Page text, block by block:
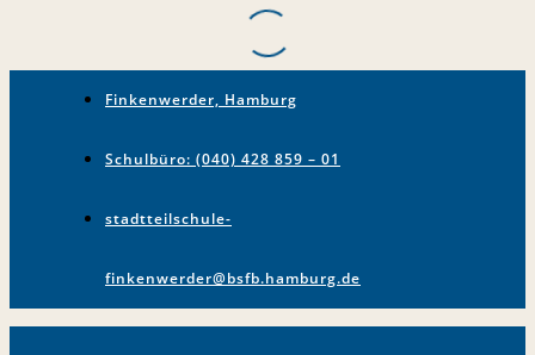
Finkenwerder, Hamburg
Schulbüro: (040) 428 859 – 01
stadtteilschule-
finkenwerder@bsfb.hamburg.de